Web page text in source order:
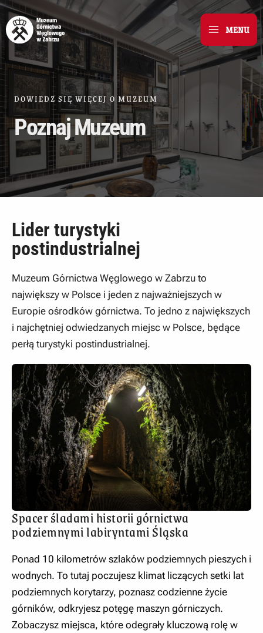
Skip
to
content
Main
Menu
MENU
DOWIEDZ SIĘ WIĘCEJ O MUZEUM
Poznaj Muzeum
Lider turystyki
postindustrialnej
Muzeum Górnictwa Węglowego w Zabrzu to
największy w Polsce i jeden z najważniejszych w
Europie ośrodków górnictwa. To jedno z największych
i najchętniej odwiedzanych miejsc w Polsce, będące
perłą turystyki postindustrialnej.
Spacer śladami historii górnictwa
podziemnymi labiryntami Śląska
Ponad 10 kilometrów szlaków podziemnych pieszych i
wodnych. To tutaj poczujesz klimat liczących setki lat
podziemnych korytarzy, poznasz codzienne życie
górników, odkryjesz potęgę maszyn górniczych.
Zobaczysz miejsca, które odegrały kluczową rolę w